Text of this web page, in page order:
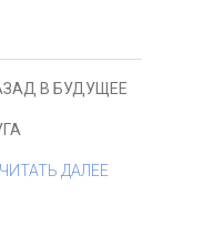
В БУДУЩЕЕ
ЧИТАТЬ ДАЛЕЕ